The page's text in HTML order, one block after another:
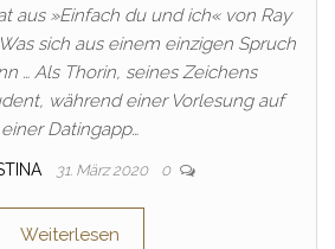
aus »Einfach du und ich« von Ray
sich aus einem einzigen Spruch
… Als Thorin, seines Zeichens
während einer Vorlesung auf
einer Datingapp…
31. März 2020 0
Weiterlesen